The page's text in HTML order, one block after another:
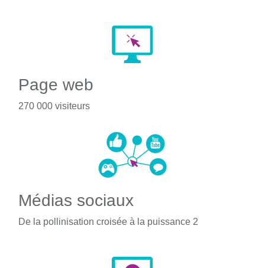
Page web
270 000 visiteurs
Médias sociaux
De la pollinisation croisée à la puissance 2